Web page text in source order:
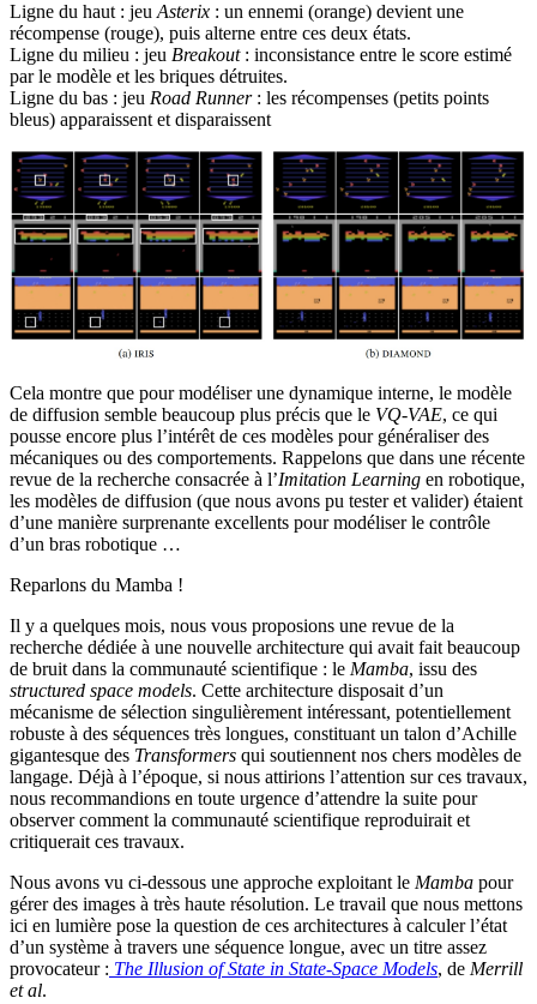
Ligne du haut : jeu Asterix : un ennemi (orange) devient une
récompense (rouge), puis alterne entre ces deux états.
Ligne du milieu : jeu Breakout: inconsistance entre le score estimé
par le modèle et les briques détruites.
Ligne du bas : jeu Road Runner: les récompenses (petits points
bleus) apparaissent et disparaissent
Cela montre que pour modéliser une dynamique interne, le modèle
de diffusion semble beaucoup plus précis que le VQ-VAE, ce qui
pousse encore plus l’intérêt de ces modèles pour généraliser des
mécaniques ou des comportements. Rappelons que dans une récente
revue de la recherche consacrée à l’Imitation Learning en robotique,
les modèles de diffusion (que nous avons pu tester et valider) étaient
d’une manière surprenante excellents pour modéliser le contrôle
d’un bras robotique …
Reparlons du Mamba !
Il y a quelques mois, nous vous proposions une revue de la
recherche dédiée à une nouvelle architecture qui avait fait beaucoup
de bruit dans la communauté scientifique : le Mamba, issu des
structured space models. Cette architecture disposait d’un
mécanisme de sélection singulièrement intéressant, potentiellement
robuste à des séquences très longues, constituant un talon d’Achille
gigantesque des Transformers qui soutiennent nos chers modèles de
langage. Déjà à l’époque, si nous attirions l’attention sur ces travaux,
nous recommandions en toute urgence d’attendre la suite pour
observer comment la communauté scientifique reproduirait et
critiquerait ces travaux.
Nous avons vu ci-dessous une approche exploitant le Mamba pour
gérer des images à très haute résolution. Le travail que nous mettons
ici en lumière pose la question de ces architectures à calculer l’état
d’un système à travers une séquence longue, avec un titre assez
provocateur : The Illusion of State in State-Space Models, de Merrill
et al.